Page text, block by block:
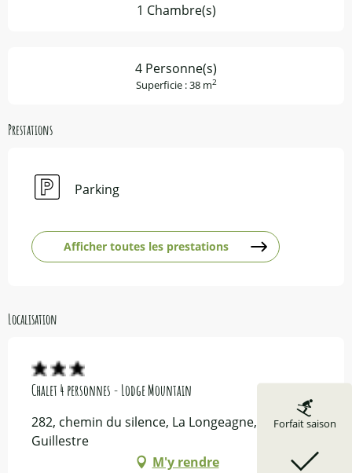
Forfait saison
1 Chambre(s)
4 Personne(s)
Superficie : 38 m2
Prestations
Parking
Afficher toutes les prestations
Localisation
Chalet 4 personnes - Lodge Mountain
282, chemin du silence, La Longeagne, 05600
Guillestre
M'y rendre